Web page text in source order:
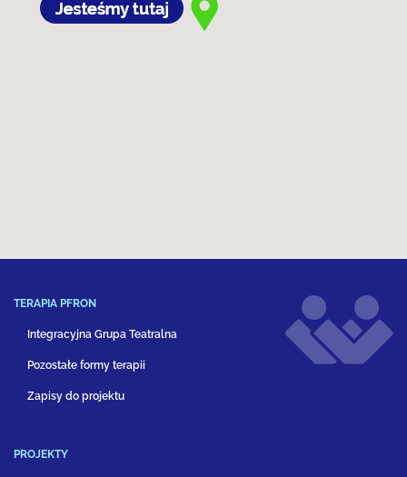
TERAPIA PFRON
Integracyjna Grupa Teatralna
Pozostałe formy terapii
Zapisy do projektu
PROJEKTY